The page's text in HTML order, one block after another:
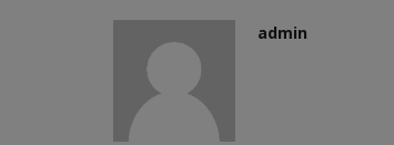
admin
CAN 2027 : Les
éliminatoires sont